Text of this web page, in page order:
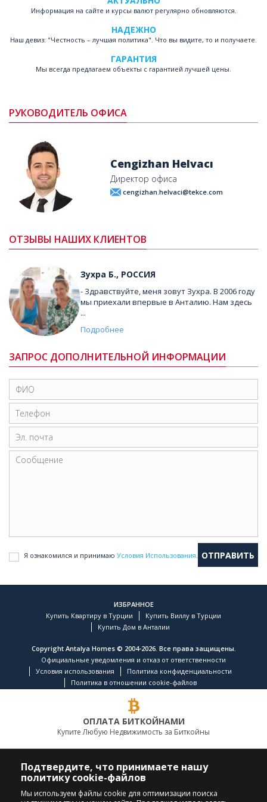
Информация на сайте и курсы валют регулярно обновляются.
НАДЕЖНО
Наш девиз: "Честность – лучшая политика". Что вы видите, то и получаете.
ГАРАНТИЯ
Мы всегда предлагаем объекты с гарантией лучшей цены.
РУКОВОДИТЕЛЬ ОФИСА
Cengizhan Helvacı
Директор офиса
cengizhan.helvaci@tekce.com
ОТЗЫВЫ НАШИХ КЛИЕНТОВ
Зухра Б., РОССИЯ
- Здравствуйте, меня зовут Зухра. В 2006 году
мы приехали впервые в Анталию. Нам здесь
...
Подробнее
ЗАПРОС ДОПОЛНИТЕЛЬНОЙ ИНФОРМАЦИИ
Я ознакомился и принимаю Условия Использования
ИЗБРАННОЕ
Купить Квартиру в Турции
Купить Виллу в Турции
Купить Дом в Анталии
Copyright Antalya Homes © 2004-2026. Все права защищены.
Официальные уведомления и отказ от ответственности
Условия использования
Политика конфиденциальности
Политика в отношении cookie-файлов
ОПЛАТА БИТКОЙНАМИ
Купите Любую Недвижимость за Биткойны
ПОЗВОНИТЕ НАМ
Подтвердите, что принимаете нашу
политику cookie-файлов
Мы используем файлы cookie для оптимизации поиска